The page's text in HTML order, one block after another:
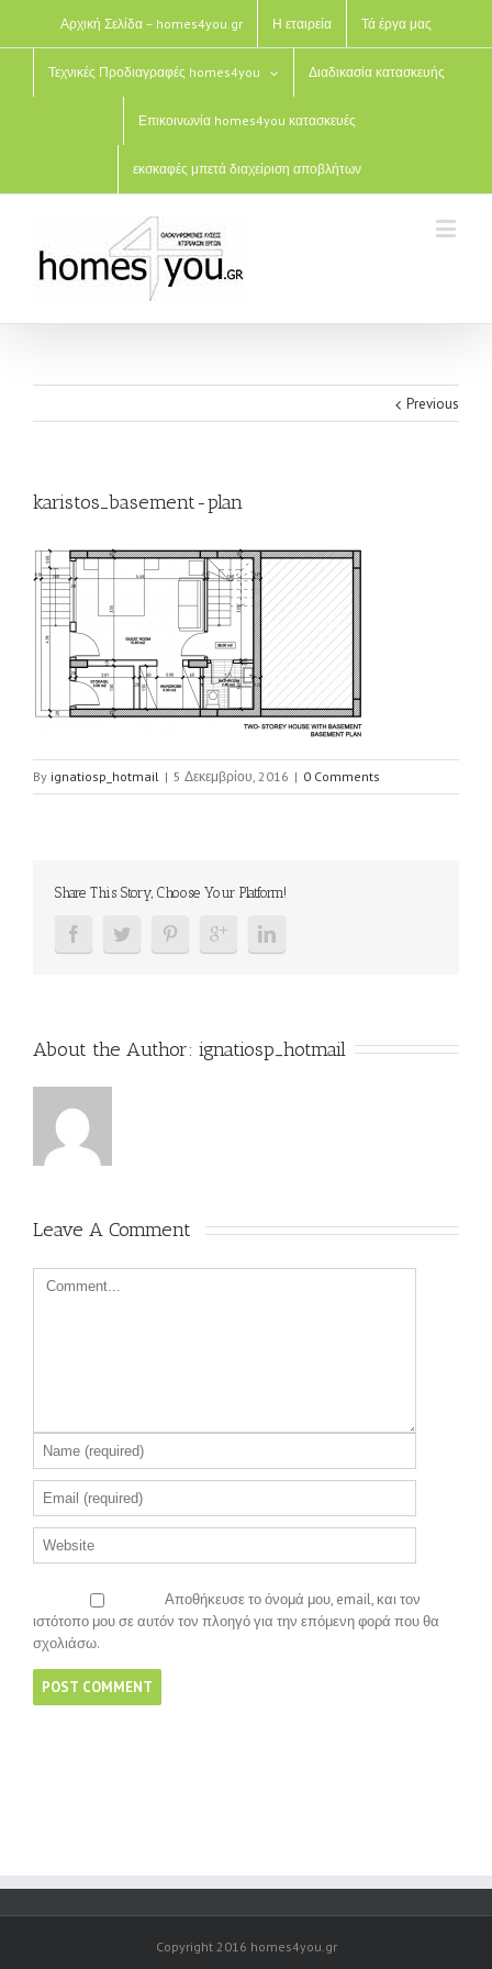
Αρχική Σελίδα – homes4you.gr Η εταιρεία Τά έργα μας
Τεχνικές Προδιαγραφές homes4you Διαδικασία κατασκευής
Επικοινωνία homes4you κατασκευές
εκσκαφές μπετά διαχείριση αποβλήτων
Previous
karistos_basement-plan
By ignatiosp_hotmail | 5 Δεκεμβρίου, 2016 | 0 Comments
Share This Story, Choose Your Platform!
About the Author: ignatiosp_hotmail
Leave A Comment
Αποθήκευσε το όνομά μου, email, και τον
ιστότοπο μου σε αυτόν τον πλοηγό για την επόμενη φορά που θα
σχολιάσω.
Copyright 2016 homes4you.gr